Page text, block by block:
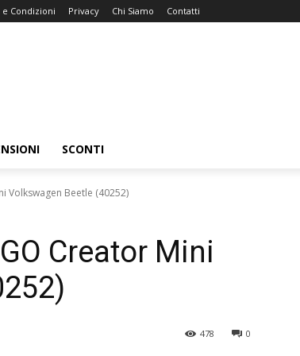
Condizioni Privacy Chi Siamo Contatti
SCONTI
Volkswagen Beetle (40252)
Creator Mini
0
478